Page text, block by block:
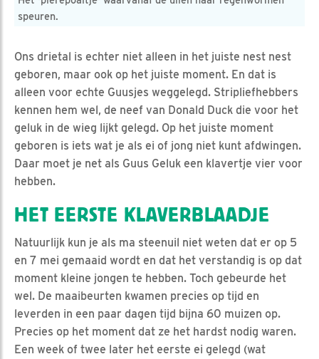
speuren.
Ons drietal is echter niet alleen in het juiste nest nest
geboren, maar ook op het juiste moment. En dat is
alleen voor echte Guusjes weggelegd. Stripliefhebbers
kennen hem wel, de neef van Donald Duck die voor het
geluk in de wieg lijkt gelegd. Op het juiste moment
geboren is iets wat je als ei of jong niet kunt afdwingen.
Daar moet je net als Guus Geluk een klavertje vier voor
hebben.
HET EERSTE KLAVERBLAADJE
Natuurlijk kun je als ma steenuil niet weten dat er op 5
en 7 mei gemaaid wordt en dat het verstandig is op dat
moment kleine jongen te hebben. Toch gebeurde het
wel. De maaibeurten kwamen precies op tijd en
leverden in een paar dagen tijd bijna 60 muizen op.
Precies op het moment dat ze het hardst nodig waren.
Een week of twee later het eerste ei gelegd (wat